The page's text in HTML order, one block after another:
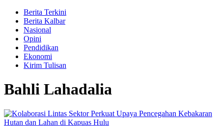
Berita Terkini
Berita Kalbar
Nasional
Opini
Pendidikan
Ekonomi
Kirim Tulisan
Bahli Lahadalia